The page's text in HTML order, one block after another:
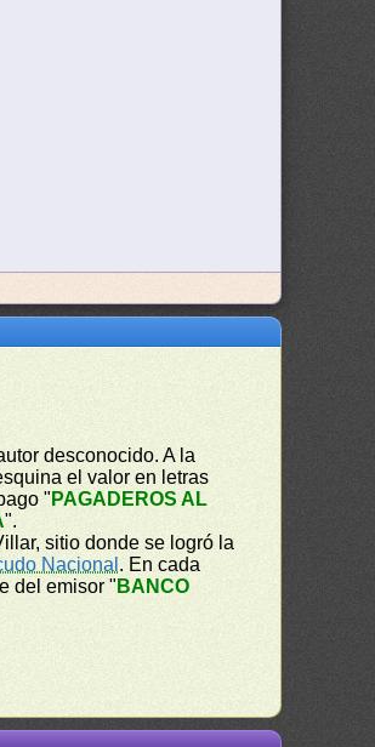
desconocido. A la
el valor en letras
" PAGADEROS AL
".
sitio donde se logró la
Nacional . En cada
del emisor " BANCO